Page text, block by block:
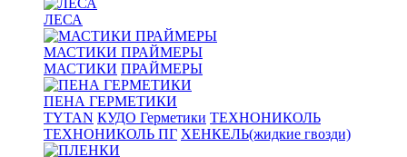
ЛЕСА
МАСТИКИ ПРАЙМЕРЫ
МАСТИКИ ПРАЙМЕРЫ
ПЕНА ГЕРМЕТИКИ
TYTAN КУДО Герметики ТЕХНОНИКОЛЬ
ТЕХНОНИКОЛЬ ПГ ХЕНКЕЛЬ(жидкие гвозди)